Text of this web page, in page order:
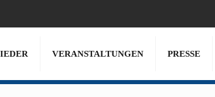
VERANSTALTUNGEN PRESSE